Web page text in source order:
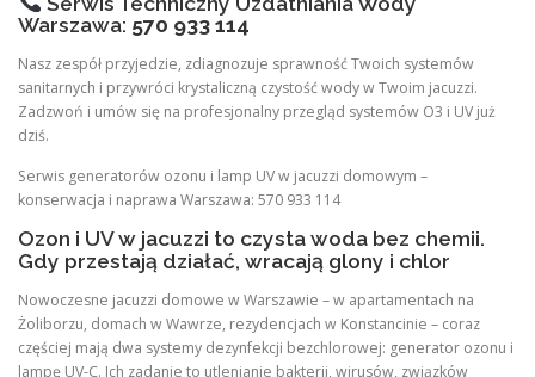
Warszawa: 570 933 114
Nasz zespół przyjedzie, zdiagnozuje sprawność Twoich systemów
sanitarnych i przywróci krystaliczną czystość wody w Twoim jacuzzi.
Zadzwoń i umów się na profesjonalny przegląd systemów O3 i UV już
dziś.
Serwis generatorów ozonu i lamp UV w jacuzzi domowym –
konserwacja i naprawa Warszawa: 570 933 114
Ozon i UV w jacuzzi to czysta woda bez chemii.
Gdy przestają działać, wracają glony i chlor
Nowoczesne jacuzzi domowe w Warszawie – w apartamentach na
Żoliborzu, domach w Wawrze, rezydencjach w Konstancinie – coraz
częściej mają dwa systemy dezynfekcji bezchlorowej: generator ozonu i
lampę UV-C. Ich zadanie to utlenianie bakterii, wirusów, związków